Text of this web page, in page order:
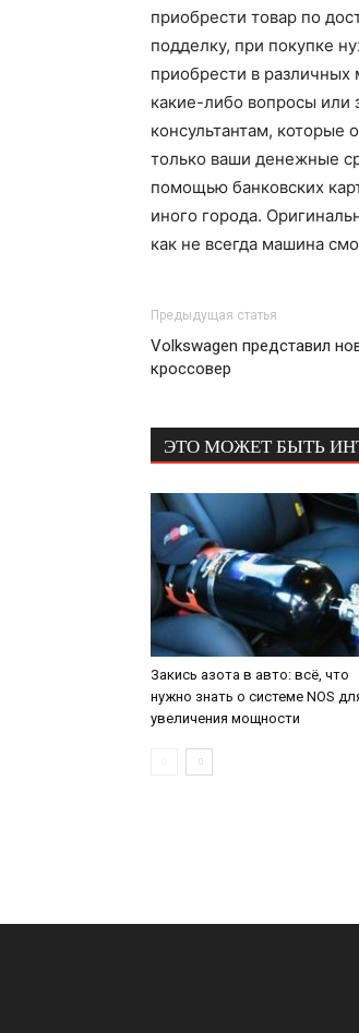
приобрести товар по
подделку, при покупке
приобрести в различных
какие-либо вопросы или
консультантам, которые
только ваши денежные
помощью банковских
иного города.
как не всегда машина
Предыдущая статья
Volkswagen представил
кроссовер
ЭТО МОЖЕТ БЫТЬ
Закись азота в авто: всё, что
нужно знать о системе NOS
увеличения мощности